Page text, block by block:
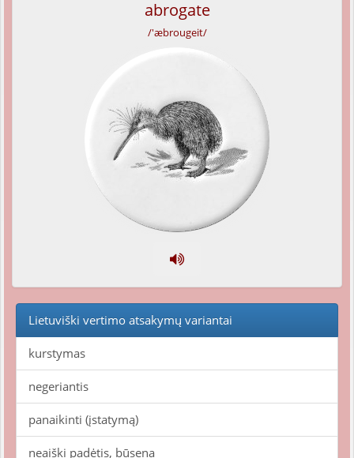
abrogate
/'æbrougeit/
Lietuviški vertimo atsakymų variantai
kurstymas
negeriantis
panaikinti (įstatymą)
neaiški padėtis, būsena